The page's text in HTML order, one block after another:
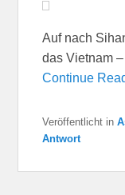
Auf nach
das Vietnam
Continue
Veröffentlicht in
Antwort